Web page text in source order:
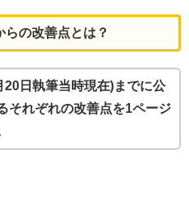
らの改善点とは？
20日執筆当時現在)までに公
それぞれの改善点を1ページ